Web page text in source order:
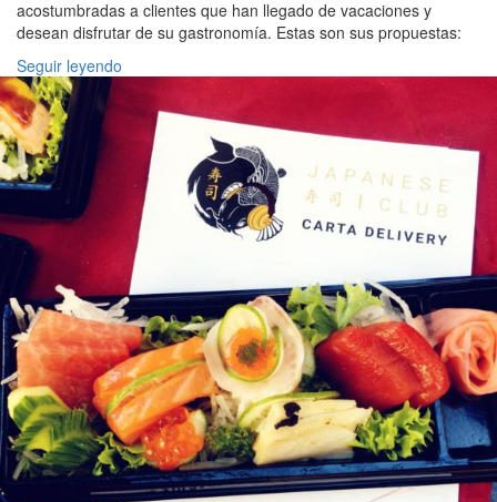
acostumbradas a clientes que han llegado de vacaciones y
desean disfrutar de su gastronomía. Estas son sus propuestas:
Seguir leyendo